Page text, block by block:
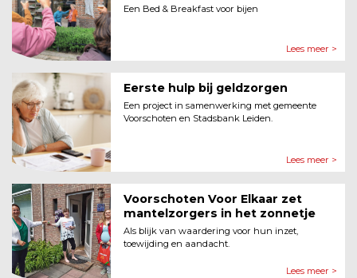
Een Bed & Breakfast voor bijen
Lees meer >
Eerste hulp bij geldzorgen
Een project in samenwerking met gemeente
Voorschoten en Stadsbank Leiden.
Lees meer >
Voorschoten Voor Elkaar zet
mantelzorgers in het zonnetje
Als blijk van waardering voor hun inzet,
toewijding en aandacht.
Lees meer >